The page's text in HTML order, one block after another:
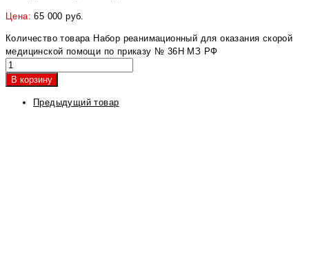
Цена:65 000 руб.
Количество товара Набор реанимационный для оказания скорой
медицинской помощи по приказу № 36Н МЗ РФ
В корзину
Предыдущий товар